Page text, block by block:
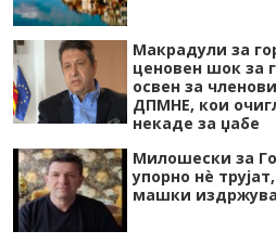
Макрадули за
ценовен шок за
освен за
ДПМНЕ, кои
некаде за џабе
Милошески за
упорно нѐ
машки